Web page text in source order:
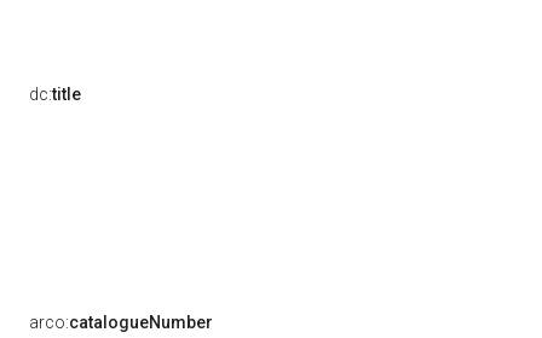
dc:title
arco:catalogueNumber